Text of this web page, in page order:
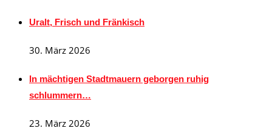
Uralt, Frisch und Fränkisch
30. März 2026
In mächtigen Stadtmauern geborgen ruhig
schlummern…
23. März 2026